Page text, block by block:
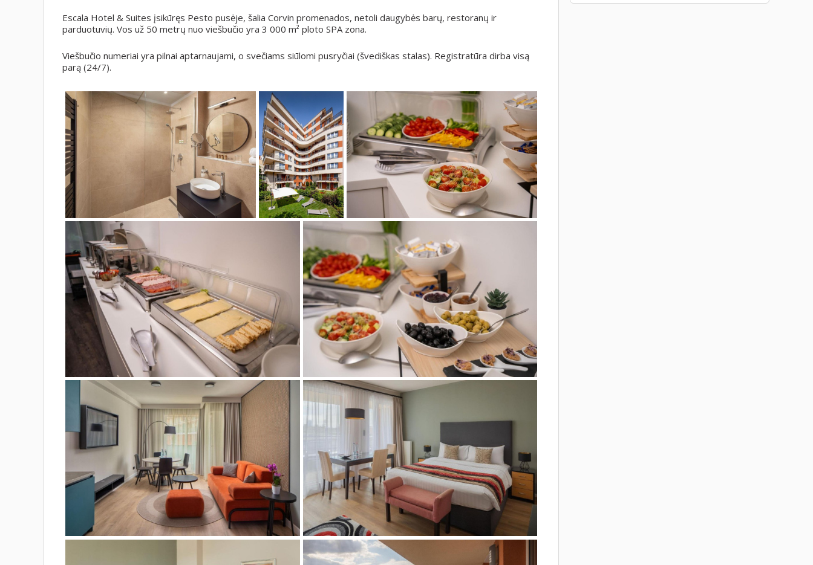
Escala Hotel & Suites įsikūręs Pesto pusėje, šalia Corvin promenados, netoli daugybės barų, restoranų ir
parduotuvių. Vos už 50 metrų nuo viešbučio yra 3 000 m² ploto SPA zona.
Viešbučio numeriai yra pilnai aptarnaujami, o svečiams siūlomi pusryčiai (švediškas stalas). Registratūra dirba visą
parą (24/7).